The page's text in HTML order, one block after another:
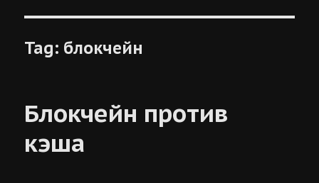
Tag: блокчейн
Блокчейн против
кэша